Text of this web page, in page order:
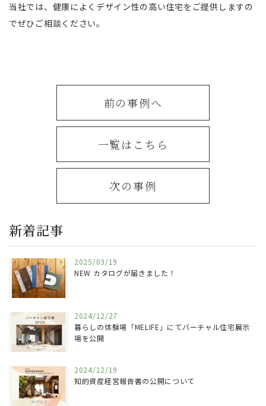
当社では、健康によくデザイン性の高い住宅をご提供しますの
でぜひご相談ください。
前の事例へ
一覧はこちら
次の事例
新着記事
2025/03/19
NEW カタログが届きました！
2024/12/27
暮らしの体験場「MELIFE」にてバーチャル住宅展示
場を公開
2024/12/19
知的資産経営報告書の公開について